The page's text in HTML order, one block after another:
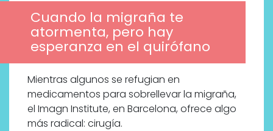
Cuando la migraña te
atormenta, pero hay
esperanza en el quirófano
Mientras algunos se refugian en
medicamentos para sobrellevar la migraña,
el Imagn Institute, en Barcelona, ofrece algo
más radical: cirugía.